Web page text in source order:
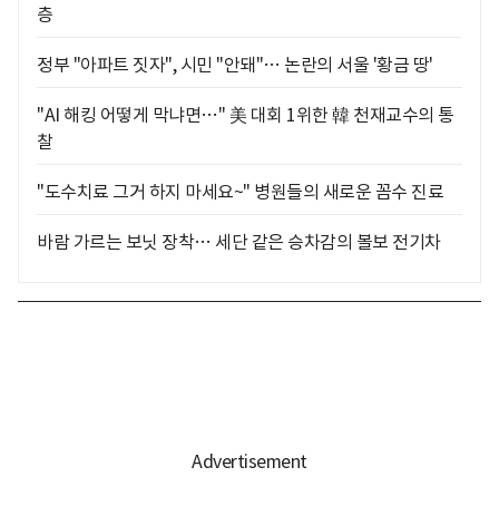
층
정부 "아파트 짓자", 시민 "안돼"… 논란의 서울 '황금 땅'
"AI 해킹 어떻게 막냐면…" 美 대회 1위한 韓 천재교수의 통
찰
"도수치료 그거 하지 마세요~" 병원들의 새로운 꼼수 진료
바람 가르는 보닛 장착… 세단 같은 승차감의 볼보 전기차